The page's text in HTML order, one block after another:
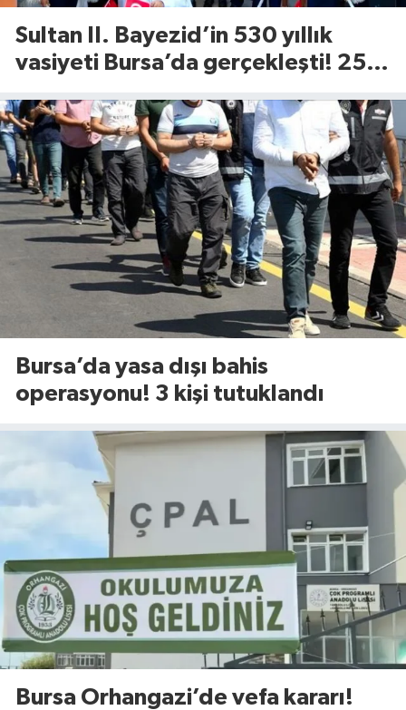
Sultan II. Bayezid’in 530 yıllık
vasiyeti Bursa’da gerçekleşti! 25
şöleni
Bursa’da yasa dışı bahis
operasyonu! 3 kişi tutuklandı
Bursa Orhangazi’de vefa kararı!